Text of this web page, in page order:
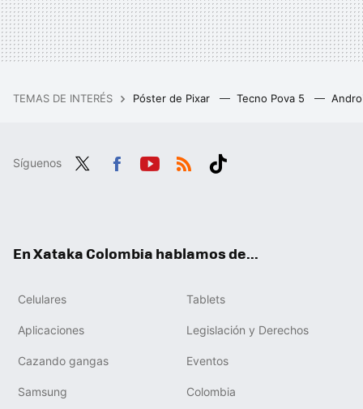
TEMAS DE INTERÉS Póster de Pixar Tecno Pova 5
Síguenos
En Xataka Colombia hablamos de...
Celulares Tablets
Aplicaciones Legislación y Derechos
Cazando gangas Eventos
Samsung Colombia